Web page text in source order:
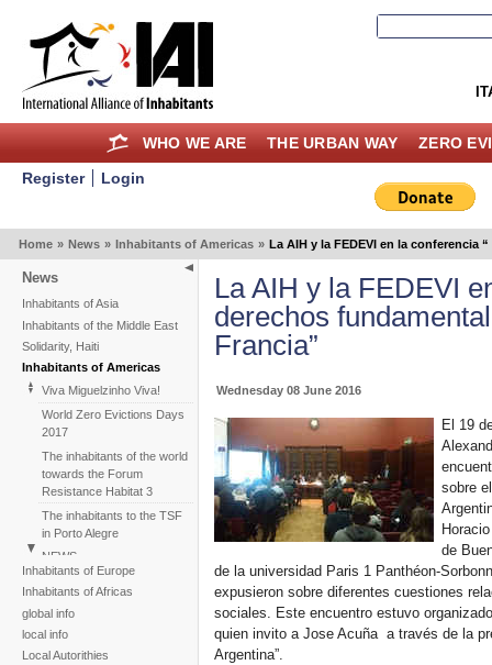
WHO WE ARE THE URBAN WAY ZERO
Register Login
Home » News » Inhabitants of Americas » La AIH y la FEDEVI en la conferencia
News
Inhabitants of Asia
Inhabitants of the Middle East
Solidarity, Haiti
Inhabitants of Americas
Viva Miguelzinho Viva!
World Zero Evictions Days
2017
The inhabitants of the world
towards the Forum
Resistance Habitat 3
The inhabitants to the TSF
in Porto Alegre
NEWS
Perú: Huáscar Residents
March
Reportaje fotogràfico sobre
la tragedia de la tormenta
Noel
Inhabitants of Europe
Inhabitants of Africas
global info
local info
Local Autorithies
La AIH y la FEDEVI
derechos
Francia”
Wednesday 08 June 2016
El 19
sobre
de
de la universidad Paris 1 Panthéon-
expusieron sobre diferentes cuestiones
sociales. Este encuentro estuvo
quien invito a Jose Acuña a través de la
Argentina”.